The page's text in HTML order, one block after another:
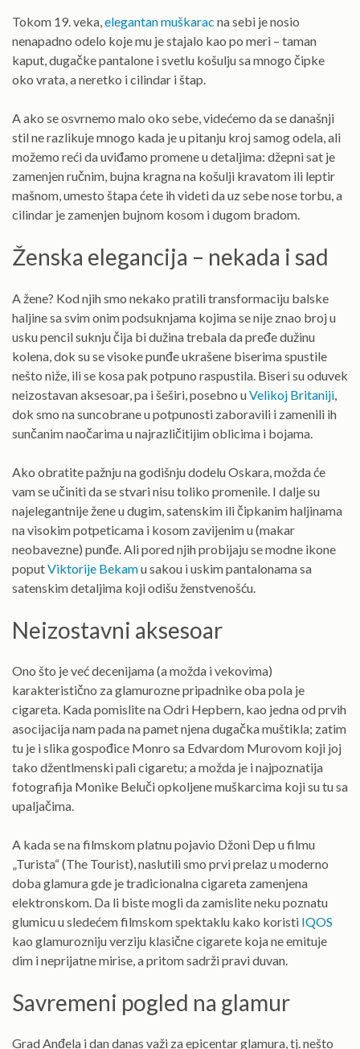
Tokom 19. veka,elegantan muškarac na sebi je nosio
nenapadno odelo koje mu je stajalo kao po meri – taman
kaput, dugačke pantalone i svetlu košulju sa mnogo čipke
oko vrata, a neretko i cilindar i štap.
A ako se osvrnemo malo oko sebe, videćemo da se današnji
stil ne razlikuje mnogo kada je u pitanju kroj samog odela, ali
možemo reći da uviđamo promene u detaljima: džepni sat je
zamenjen ručnim, bujna kragna na košulji kravatom ili leptir
mašnom, umesto štapa ćete ih videti da uz sebe nose torbu, a
cilindar je zamenjen bujnom kosom i dugom bradom.
Ženska elegancija – nekada i sad
A žene? Kod njih smo nekako pratili transformaciju balske
haljine sa svim onim podsuknjama kojima se nije znao broj u
usku pencil suknju čija bi dužina trebala da pređe dužinu
kolena, dok su se visoke punđe ukrašene biserima spustile
nešto niže, ili se kosa pak potpuno raspustila. Biseri su oduvek
neizostavan aksesoar, pa i šeširi, posebno uVelikoj Britaniji
dok smo na suncobrane u potpunosti zaboravili i zamenili ih
sunčanim naočarima u najrazličitijim oblicima i bojama.
Ako obratite pažnju na godišnju dodelu Oskara, možda će
vam se učiniti da se stvari nisu toliko promenile. I dalje su
najelegantnije žene u dugim, satenskim ili čipkanim haljinama
na visokim potpeticama i kosom zavijenim u (makar
neobavezne) punđe. Ali pored njih probijaju se modne ikone
poputViktorije Bekamu sakou i uskim pantalonama sa
satenskim detaljima koji odišu ženstvenošću.
Neizostavni aksesoar
Ono što je već decenijama (a možda i vekovima)
karakteristično za glamurozne pripadnike oba pola je
cigareta. Kada pomislite na Odri Hepbern, kao jedna od prvih
asocijacija nam pada na pamet njena dugačka muštikla; zatim
tu je i slika gospođice Monro sa Edvardom Murovom koji joj
tako džentlmenski pali cigaretu; a možda je i najpoznatija
fotografija Monike Beluči opkoljene muškarcima koji su tu sa
upaljačima.
A kada se na filmskom platnu pojavio Džoni Dep u filmu
„Turista“ (The Tourist), naslutili smo prvi prelaz u moderno
doba glamura gde je tradicionalna cigareta zamenjena
elektronskom. Da li biste mogli da zamislite neku poznatu
glumicu u sledećem filmskom spektaklu kako koristi IQOS
kao glamurozniju verziju klasične cigarete koja ne emituje
dim i neprijatne mirise, a pritom sadrži pravi duvan.
Savremeni pogled na glamur
Grad Anđela i dan danas važi za epicentar glamura, tj. nešto